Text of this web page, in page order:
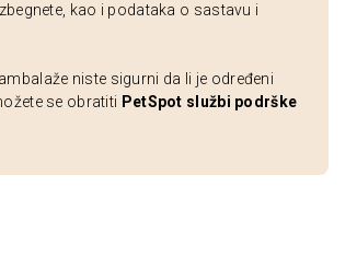
kao i podataka o sastavu i
niste sigurni da li je određeni
se obratiti PetSpot službi podrške